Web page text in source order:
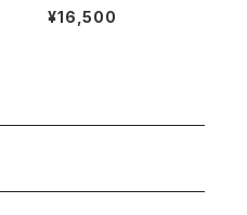
の鉢 "瑠璃釉縞文長方"
¥16,500